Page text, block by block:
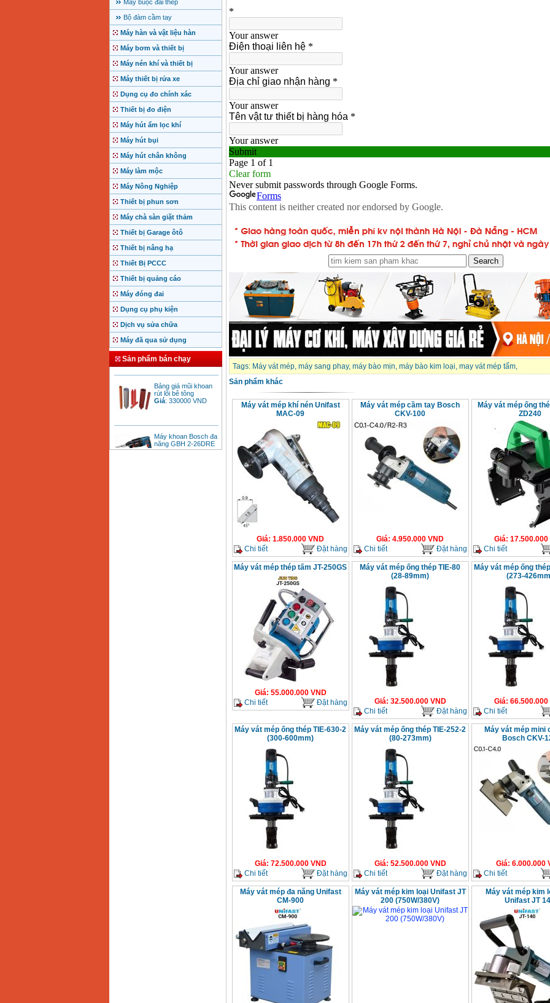
Máy buộc đai thép
Bộ đàm cầm tay
Máy hàn và vật liệu hàn
Máy bơm và thiết bị
Máy nén khí và thiết bị
Máy thiết bị rửa xe
Dụng cụ đo chính xác
Thiết bị đo điện
Máy hút ẩm lọc khí
Máy hút bụi
Máy hút chân không
Máy làm mộc
Máy Nông Nghiệp
Thiết bị phun sơn
Máy chà sàn giặt thảm
Thiết bị Garage ôtô
Thiết bị nâng hạ
Thiết Bị PCCC
Thiết bị quảng cáo
Máy đóng đai
Dụng cụ phụ kiện
Dịch vụ sửa chữa
Máy đã qua sử dụng
Sản phẩm bán chạy
Motor Hồng ký động
cơ Hồng ký
Giá: 2280000
Bảng giá động cơ
diesel đầu nổ diesel
Giá: 6500000
rút lõi bê tông
Giá:330000VND
năng GBH 2-26DRE
(800W)
Giá:3980000VND
Tags: Máy vát mép, máy sang phay, máy bào mịn, máy bào kim loại, may vát mép tấm,
Sản phẩm khác
Máy vát mép khí nén Unifast
MAC-09
Giá: 1.850.000 VND
Chi tiết
Đặt hàng
Máy vát mép cầm tay Bosch
CKV-100
Giá: 4.950.000 VND
Chi tiết
Đặt hàng
Máy vát mép ống
ZD240
Giá: 17.500.000
Chi tiết
Máy vát mép thép tấm JT-250GS
Giá: 55.000.000VND
Chi tiết
Đặt hàng
Máy vát mép ống thép TIE-80
(28-89mm)
Giá: 32.500.000VND
Chi tiết
Đặt hàng
Máy vát mép ống
(273-
Giá: 66.500.000
Chi tiết
Máy vát mép ống thép TIE-630-2
(300-600mm)
Giá: 72.500.000VND
Chi tiết
Đặt hàng
Máy vát mép ống thép TIE-252-2
(80-273mm)
Giá: 52.500.000VND
Chi tiết
Đặt hàng
Máy vát mép mini
Bosch CKV-
Giá: 6.000.000
Chi tiết
Máy vát mép đa năng Unifast
CM-900
Máy vát mép kim loại Unifast JT
200 (750W/380V)
Máy vát mép kim
Unifast JT